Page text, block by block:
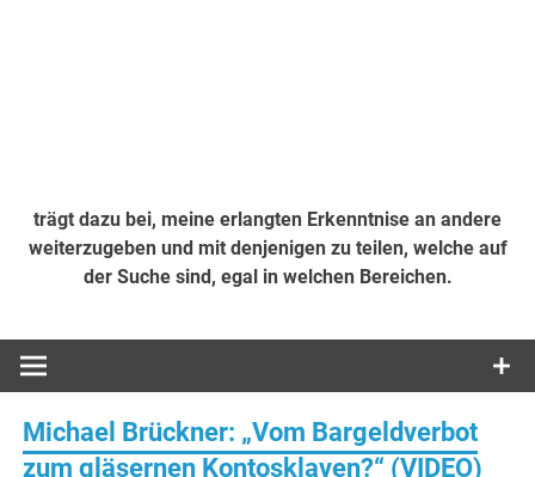
trägt dazu bei, meine erlangten Erkenntnise an andere
weiterzugeben und mit denjenigen zu teilen, welche auf
der Suche sind, egal in welchen Bereichen.
Michael Brückner: „Vom Bargeldverbot
zum gläsernen Kontosklaven?“ (VIDEO)